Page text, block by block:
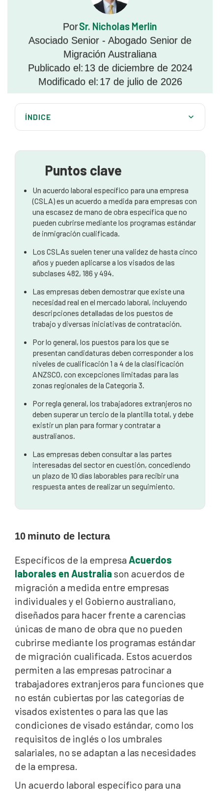
PorSr. Nicholas Merlin
Asociado Senior - Abogado Senior de
Migración Australiana
Publicado el: 13 de diciembre de 2024
Modificado el: 17 de julio de 2026
ÍNDICE
Australia Migration Lawyers can help you all over
¿Qué necesita demostrar?
Preocupaciones del Ministerio del Interior
Conclusión
Puntos clave
Un acuerdo laboral específico para una empresa
(CSLA) es un acuerdo a medida para empresas con
una escasez de mano de obra específica que no
pueden cubrirse mediante los programas estándar
de inmigración cualificada.
Los CSLAs suelen tener una validez de hasta cinco
años y pueden aplicarse a los visados de las
subclases 482, 186 y 494.
Las empresas deben demostrar que existe una
necesidad real en el mercado laboral, incluyendo
descripciones detalladas de los puestos de
trabajo y diversas iniciativas de contratación.
Por lo general, los puestos para los que se
presentan candidaturas deben corresponder a los
niveles de cualificación 1 a 4 de la clasificación
ANZSCO, con excepciones limitadas para las
zonas regionales de la Categoría 3.
Por regla general, los trabajadores extranjeros no
deben superar un tercio de la plantilla total, y debe
existir un plan para formar y contratar a
australianos.
Las empresas deben consultar a las partes
interesadas del sector en cuestión, concediendo
un plazo de 10 días laborables para recibir una
respuesta antes de realizar un seguimiento.
10 minuto de lectura
Específicos de la empresaAcuerdos
laborales en Australia son acuerdos de
migración a medida entre empresas
individuales y el Gobierno australiano,
diseñados para hacer frente a carencias
únicas de mano de obra que no pueden
cubrirse mediante los programas estándar
de migración cualificada. Estos acuerdos
permiten a las empresas patrocinar a
trabajadores extranjeros para funciones que
no están cubiertas por las categorías de
visados existentes o para las que las
condiciones de visado estándar, como los
requisitos de inglés o los umbrales
salariales, no se adaptan a las necesidades
de la empresa.
Un acuerdo laboral específico para una